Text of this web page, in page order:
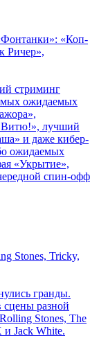
«Коп-
Ричер»,
стриминг
ожидаемых
Витю!», лучший
и даже кибер-
ожидаемых
«Укрытие»,
спин-офф
Stones, Tricky,
гранды.
разной
Stones, The
и Jack White.